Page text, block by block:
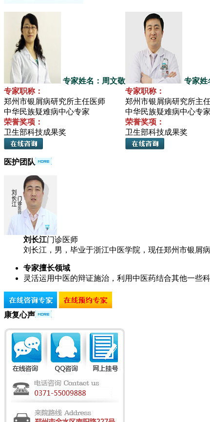
专家姓名：周文敬
专家职称：
郑州市银屑病研究所主任医师
中华民族疑难病中心专家
荣誉奖项：
卫生部科技成果奖
专家姓
专家职称：
郑州市银屑病研究所主
中华民族疑难病中心专家
荣誉奖项：
卫生部科技成果奖
医护团队
刘长江门诊医师
刘长江，男，毕业于浙江中医学院，现任郑州市银屑
专家擅长领域
灵活运用中医的辩证施治，利用中医药结合其他一些
康复心声